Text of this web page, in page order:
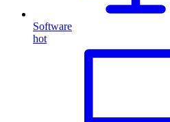
Software
hot